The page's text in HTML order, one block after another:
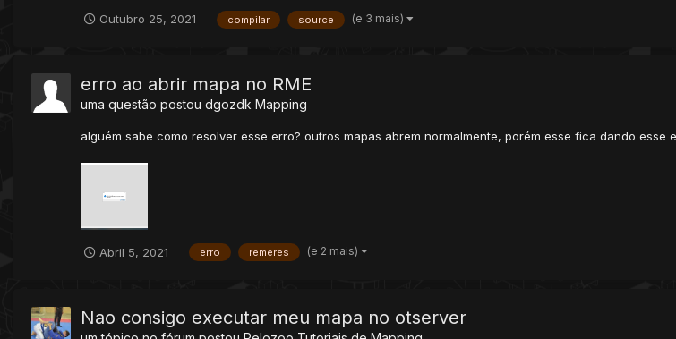
Outubro 25, 2021 compilar source (e 3 mais)
erro ao abrir mapa no RME
uma questão postou dgozdk Mapping
alguém sabe como resolver esse erro? outros mapas abrem normalmente, porém esse fica dando
Abril 5, 2021 erro remeres (e 2 mais)
Nao consigo executar meu mapa no otserver